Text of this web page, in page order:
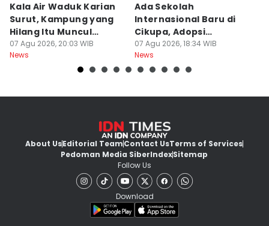
Kala Air Waduk Karian
Surut, Kampung yang
Hilang Itu Muncul
Kembali
07 Agu 2026, 20:03 WIB
News
Ada Sekolah
Internasional Baru di
Cikupa, Adopsi
Kurikulum Singapura
07 Agu 2026, 18:34 WIB
News
About UsEditorial TeamContact UsTerms of Services
Pedoman Media SiberIndexSitemap
Follow Us
Download